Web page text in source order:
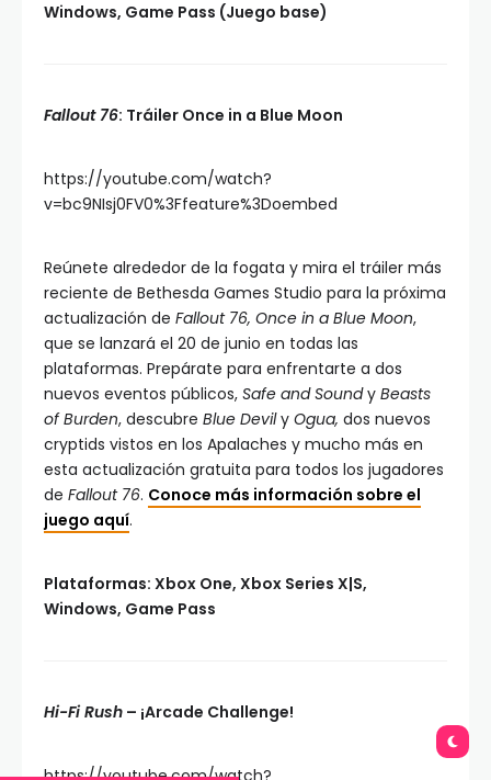
Windows, Game Pass (Juego base)
Fallout 76: Tráiler Once in a Blue Moon
https://youtube.com/watch?
v=bc9NIsj0FV0%3Ffeature%3Doembed
Reúnete alrededor de la fogata y mira el tráiler más
reciente de Bethesda Games Studio para la próxima
actualización de Fallout 76, Once in a Blue Moon,
que se lanzará el 20 de junio en todas las
plataformas. Prepárate para enfrentarte a dos
nuevos eventos públicos, Safe and Soundy Beasts
of Burden, descubre Blue Devily Ogua, dos nuevos
cryptids vistos en los Apalaches y mucho más en
esta actualización gratuita para todos los jugadores
de Fallout 76. Conoce más información sobre el
juego aquí.
Plataformas: Xbox One, Xbox Series X|S,
Windows, Game Pass
Hi-Fi Rush – ¡Arcade Challenge!